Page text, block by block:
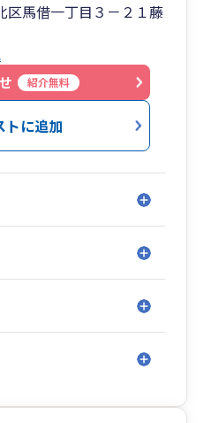
り抜きます。
支援など、時代の変化
極的にご提案。
から思っていただける
客様の事業存続と発展
、地域に根差した頼れ
区馬借一丁目３－２１藤
紹介無料
トに追加